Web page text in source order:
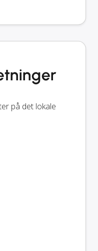
på det lokale